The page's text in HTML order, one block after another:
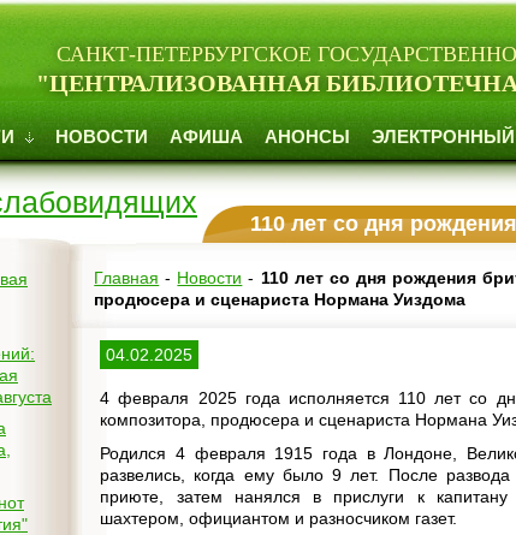
САНКТ-ПЕТЕРБУРГСКОЕ
"ЦЕНТРАЛИЗОВАННАЯ
НОВОСТИ АФИША АНОНСЫ ЭЛЕКТРОННЫЙ
110 лет со дня рождения британского актёра-комика,
Главная - Новости - 110 лет со дня рождения
продюсера и сценариста Нормана Уиздома
04.02.2025
4 февраля 2025 года исполняется 110 лет со
композитора, продюсера и сценариста Нормана
Родился 4 февраля 1915 года в Лондоне,
развелись, когда ему было 9 лет. После
приюте, затем нанялся в прислуги к капитану
шахтером, официантом и разносчиком газет.